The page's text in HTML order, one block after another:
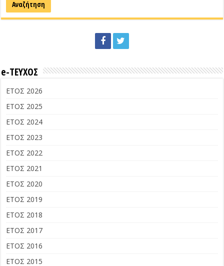
e-ΤΕΥΧΟΣ
ΕΤΟΣ 2026
ΕΤΟΣ 2025
ΕΤΟΣ 2024
ΕΤΟΣ 2023
ΕΤΟΣ 2022
ΕΤΟΣ 2021
ΕΤΟΣ 2020
ΕΤΟΣ 2019
ΕΤΟΣ 2018
ΕΤΟΣ 2017
ΕΤΟΣ 2016
ΕΤΟΣ 2015